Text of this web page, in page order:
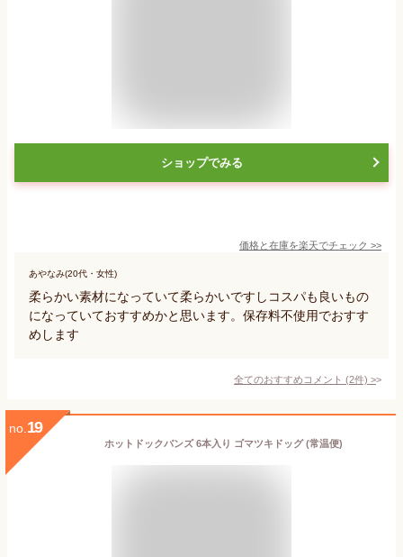
ショップでみる
価格と在庫を楽天でチェック >>
あやなみ(20代・女性)
柔らかい素材になっていて柔らかいですしコスパも良いもの
になっていておすすめかと思います。保存料不使用でおすす
めします
全てのおすすめコメント (2件) >
no. 19
ホットドックバンズ 6本入り ゴマツキドッグ (常温便)